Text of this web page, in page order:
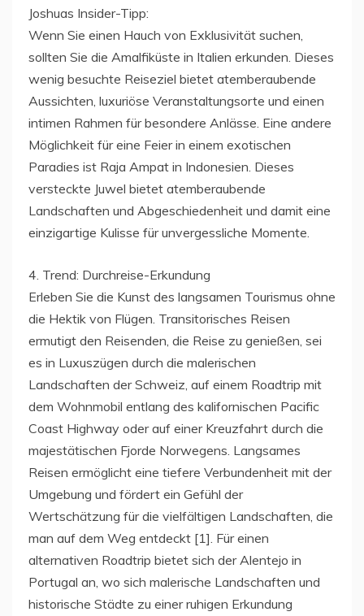
Joshuas Insider-Tipp:
Wenn Sie einen Hauch von Exklusivität suchen,
sollten Sie die Amalfiküste in Italien erkunden. Dieses
wenig besuchte Reiseziel bietet atemberaubende
Aussichten, luxuriöse Veranstaltungsorte und einen
intimen Rahmen für besondere Anlässe. Eine andere
Möglichkeit für eine Feier in einem exotischen
Paradies ist Raja Ampat in Indonesien. Dieses
versteckte Juwel bietet atemberaubende
Landschaften und Abgeschiedenheit und damit eine
einzigartige Kulisse für unvergessliche Momente.
4. Trend: Durchreise-Erkundung
Erleben Sie die Kunst des langsamen Tourismus ohne
die Hektik von Flügen. Transitorisches Reisen
ermutigt den Reisenden, die Reise zu genießen, sei
es in Luxuszügen durch die malerischen
Landschaften der Schweiz, auf einem Roadtrip mit
dem Wohnmobil entlang des kalifornischen Pacific
Coast Highway oder auf einer Kreuzfahrt durch die
majestätischen Fjorde Norwegens. Langsames
Reisen ermöglicht eine tiefere Verbundenheit mit der
Umgebung und fördert ein Gefühl der
Wertschätzung für die vielfältigen Landschaften, die
man auf dem Weg entdeckt [1]. Für einen
alternativen Roadtrip bietet sich der Alentejo in
Portugal an, wo sich malerische Landschaften und
historische Städte zu einer ruhigen Erkundung